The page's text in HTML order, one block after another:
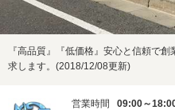
『高品質』『低価格』安心と信頼で
求します。(2018/12/08更新)
営業時間
09:00～